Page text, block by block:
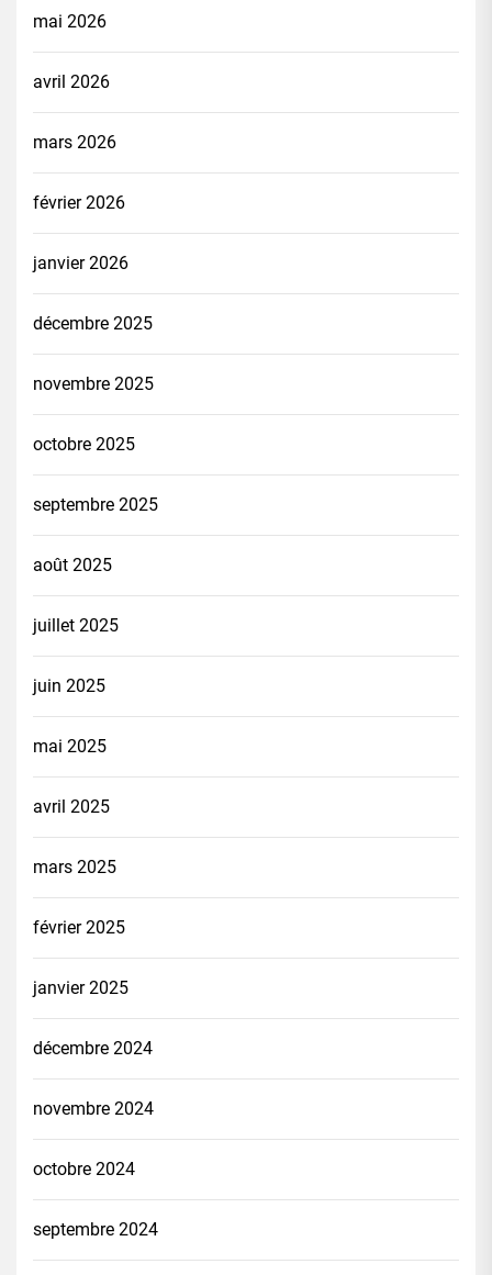
mai 2026
avril 2026
mars 2026
février 2026
janvier 2026
décembre 2025
novembre 2025
octobre 2025
septembre 2025
août 2025
juillet 2025
juin 2025
mai 2025
avril 2025
mars 2025
février 2025
janvier 2025
décembre 2024
novembre 2024
octobre 2024
septembre 2024